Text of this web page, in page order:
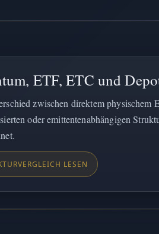
ETF, ETC und
zwischen direktem physischem
oder emittentenabhängigen
LESEN